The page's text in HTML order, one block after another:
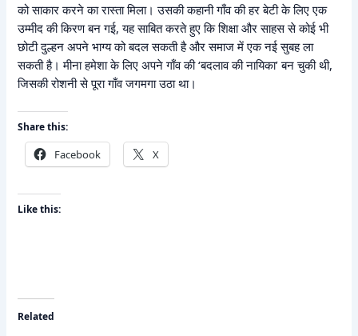
को साकार करने का रास्ता मिला। उसकी कहानी गाँव की हर बेटी के लिए एक
उम्मीद की किरण बन गई, यह साबित करते हुए कि शिक्षा और साहस से कोई भी
छोटी दुल्हन अपने भाग्य को बदल सकती है और समाज में एक नई सुबह ला
सकती है। मीना हमेशा के लिए अपने गाँव की ‘बदलाव की नायिका’ बन चुकी थी,
जिसकी रोशनी से पूरा गाँव जगमगा उठा था।
Share this:
Facebook X
Like this:
Related